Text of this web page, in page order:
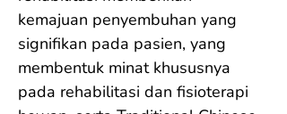
kemajuan penyembuhan yang
signifikan pada pasien, yang
membentuk minat khususnya
pada rehabilitasi dan fisioterapi